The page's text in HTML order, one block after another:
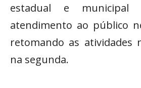
estadual e municipal
atendimento ao público
retomando as atividades
na segunda.